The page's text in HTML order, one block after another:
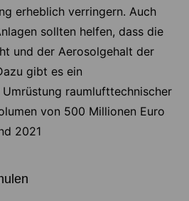
erheblich verringern. Auch
sollten helfen, dass die
und der Aerosolgehalt der
gibt es ein
raumlufttechnischer
von 500 Millionen Euro
2021